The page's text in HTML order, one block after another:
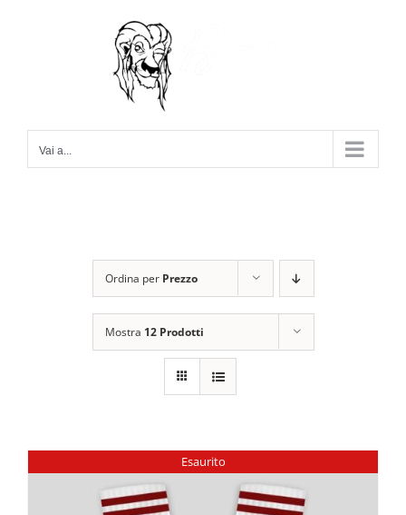
Vai a...
Ordina per Prezzo
Mostra 12 Prodotti
Esaurito